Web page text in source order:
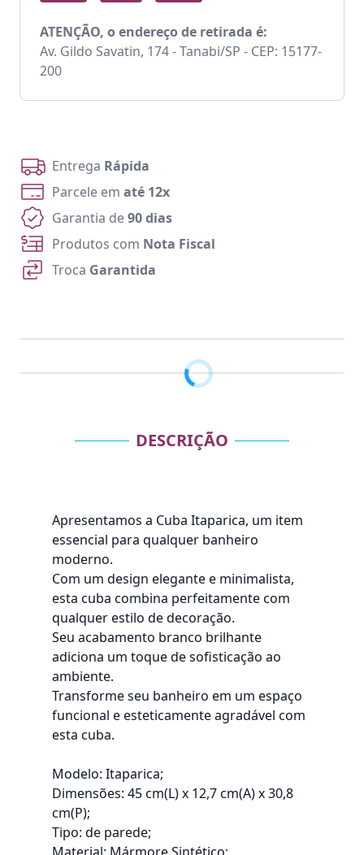
ATENÇÃO, o endereço de retirada é:
Av. Gildo Savatin, 174 - Tanabi/SP - CEP: 15177-
200
Entrega Rápida
Parcele em até 12x
Garantia de90 dias
Produtos com Nota Fiscal
Troca Garantida
DESCRIÇÃO
Apresentamos a Cuba Itaparica, um item
essencial para qualquer banheiro
moderno.
Com um design elegante e minimalista,
esta cuba combina perfeitamente com
qualquer estilo de decoração.
Seu acabamento branco brilhante
adiciona um toque de sofisticação ao
ambiente.
Transforme seu banheiro em um espaço
funcional e esteticamente agradável com
esta cuba.
Modelo: Itaparica;
Dimensões: 45 cm(L) x 12,7 cm(A) x 30,8
cm(P);
Tipo: de parede;